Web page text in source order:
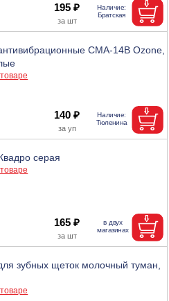
195 ₽
CMA-14B Ozone,
140 ₽
серая
165 ₽
зубных щеток молочный туман,